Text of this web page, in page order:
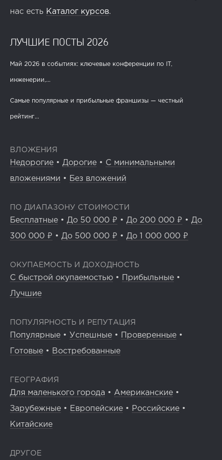
нас есть Каталог курсов.
ЛУЧШИЕ ПОСТЫ 2026
Май 2026 в событиях: ключевые конференции по IT,
инженерии,...
Самые популярные и прибыльные франшизы — честный
рейтинг...
ВЛОЖЕНИЯ
Недорогие • Дорогие • С минимальными
вложениями • Без вложений
ПО ДИАПАЗОНУ СТОИМОСТИ
Бесплатные • До 50 000 ₽ • До 200 000 ₽ • До
300 000 ₽ • До 500 000 ₽ • До 1 000 000 ₽
ОКУПАЕМОСТЬ И ДОХОДНОСТЬ
С быстрой окупаемостью • Прибыльные •
Лучшие
ПОПУЛЯРНОСТЬ И РЕПУТАЦИЯ
Популярные • Успешные • Проверенные •
Готовые • Востребованные
ГЕОГРАФИЯ
Для маленького города • Американские •
Зарубежные • Европейские • Российские •
Китайские
ДРУГОЕ